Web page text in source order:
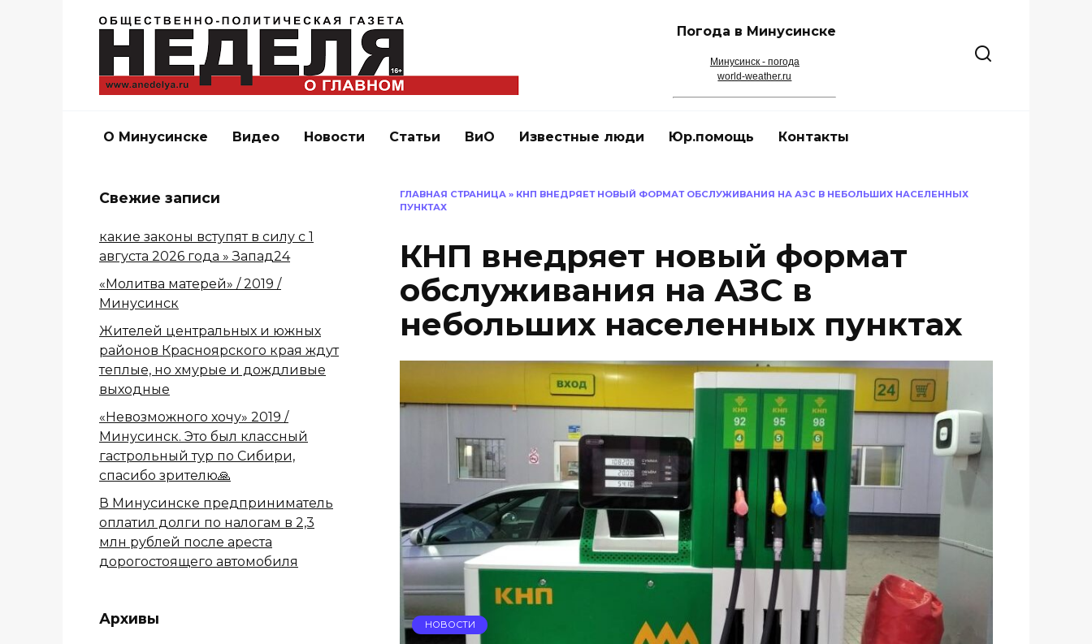
Погода в Минусинске
Минусинск - погода
world-weather.ru
О Минусинске Видео Новости Статьи ВиО Известные люди Юр.помощь Контакты
ГЛАВНАЯ СТРАНИЦА » КНП ВНЕДРЯЕТ НОВЫЙ ФОРМАТ ОБСЛУЖИВАНИЯ НА АЗС В НЕБОЛЬШИХ НАСЕЛЕННЫХ
ПУНКТАХ
КНП внедряет новый формат
обслуживания на АЗС в
небольших населенных пунктах
НОВОСТИ
Свежие записи
какие законы вступят в силу с 1
августа 2026 года » Запад24
«Молитва матерей» / 2019 /
Минусинск
Жителей центральных и южных
районов Красноярского края ждут
теплые, но хмурые и дождливые
выходные
«Невозможного хочу» 2019 /
Минусинск. Это был классный
гастрольный тур по Сибири,
спасибо зрителю🙏
В Минусинске предприниматель
оплатил долги по налогам в 2,3
млн рублей после ареста
дорогостоящего автомобиля
Архивы